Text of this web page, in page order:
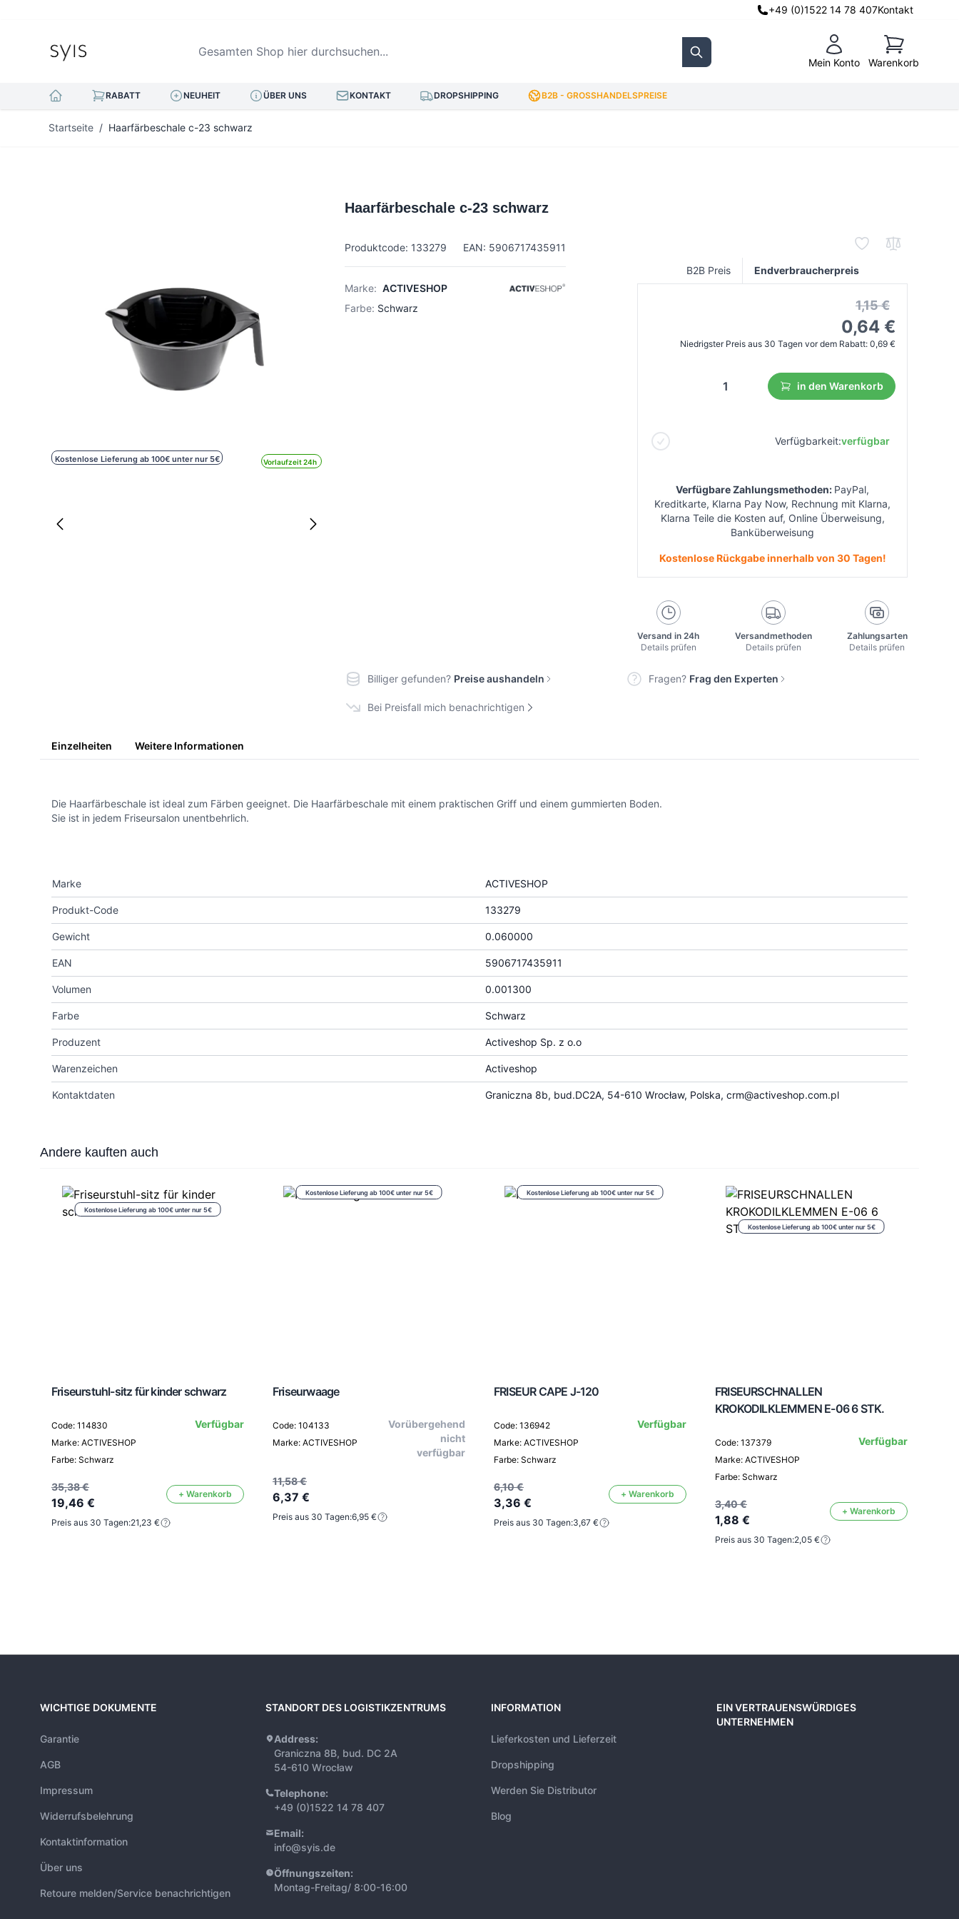
+49 (0)1522 14 78 407Kontakt
Gesamten Shop hier durchsuchen...
Search Mein Konto
Warenkorb
Warenkorb
RABATT NEUHEIT ÜBER UNS KONTAKT DROPSHIPPING B2B - GROSSHANDELSPREISE
Startseite / Haarfärbeschale c-23 schwarz
Kostenlose Lieferung ab 100€ unter nur 5€ Vorlaufzeit 24h
Haarfärbeschale c-23 schwarz
Produktcode: 133279 EAN: 5906717435911
Marke: ACTIVESHOP
Farbe: Schwarz
B2B Preis Endverbraucherpreis
1,15 €
0,64 €
Niedrigster Preis aus 30 Tagen vor dem Rabatt: 0,69 €
in den Warenkorb
Verfügbarkeit:verfügbar
Verfügbare Zahlungsmethoden: PayPal,
Kreditkarte, Klarna Pay Now, Rechnung mit Klarna,
Klarna Teile die Kosten auf, Online Überweisung,
Banküberweisung
Kostenlose Rückgabe innerhalb von 30 Tagen!
Versand in 24h
Details prüfen
Versandmethoden
Details prüfen
Zahlungsarten
Details prüfen
Billiger gefunden? Preise aushandeln Fragen? Frag den Experten
Bei Preisfall mich benachrichtigen
Einzelheiten Weitere Informationen
Die Haarfärbeschale ist ideal zum Färben geeignet. Die Haarfärbeschale mit einem praktischen Griff und einem gummierten Boden.
Sie ist in jedem Friseursalon unentbehrlich.
Marke ACTIVESHOP
Produkt-Code 133279
Gewicht 0.060000
EAN 5906717435911
Volumen 0.001300
Farbe Schwarz
Produzent Activeshop Sp. z o.o
Warenzeichen Activeshop
Kontaktdaten Graniczna 8b, bud.DC2A, 54-610 Wrocław, Polska, crm@activeshop.com.pl
Press to skip carousel
Andere kauften auch
Kostenlose Lieferung ab 100€ unter nur 5€
Friseurstuhl-sitz für kinder schwarz
Code: 114830
Marke: ACTIVESHOP
Farbe: Schwarz
Verfügbar
35,38 €
19,46 €
+ Warenkorb
Preis aus 30 Tagen:21,23 €
Kostenlose Lieferung ab 100€ unter nur 5€
Friseurwaage
Code: 104133
Marke: ACTIVESHOP
Vorübergehend
nicht
verfügbar
11,58 €
6,37 €
Preis aus 30 Tagen:6,95 €
Kostenlose Lieferung ab 100€ unter nur 5€
FRISEUR CAPE J-120
Code: 136942
Marke: ACTIVESHOP
Farbe: Schwarz
Verfügbar
6,10 €
3,36 €
+ Warenkorb
Preis aus 30 Tagen:3,67 €
Kostenlose Lieferung ab 100€ unter nur 5€
FRISEURSCHNALLEN
KROKODILKLEMMEN E-06 6 STK.
Code: 137379
Marke: ACTIVESHOP
Farbe: Schwarz
Verfügbar
3,40 €
1,88 €
+ Warenkorb
Preis aus 30 Tagen:2,05 €
WICHTIGE DOKUMENTE
Garantie
AGB
Impressum
Widerrufsbelehrung
Kontaktinformation
Über uns
Retoure melden/Service benachrichtigen
STANDORT DES LOGISTIKZENTRUMS
Address:
Graniczna 8B, bud. DC 2A
54-610 Wrocław
Telephone:
+49 (0)1522 14 78 407
Email:
info@syis.de
Öffnungszeiten:
Montag-Freitag/ 8:00-16:00
INFORMATION
Lieferkosten und Lieferzeit
Dropshipping
Werden Sie Distributor
Blog
EIN VERTRAUENSWÜRDIGES
UNTERNEHMEN